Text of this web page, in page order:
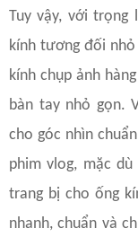
Tuy vậy, với trọng
kính tương đối
kính chụp ảnh
bàn tay nhỏ gọn.
cho góc nhìn
phim vlog, mặc
trang bị cho ống
nhanh, chuẩn và